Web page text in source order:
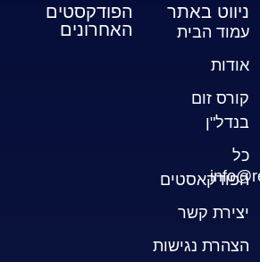
ניווט באתר
עמוד הבית
אודות
קורס זום
בנדל"ן
כל
הפודקאסטים
יצירת קשר
הצהרת נגישות
הפודקסטים
האחרונים